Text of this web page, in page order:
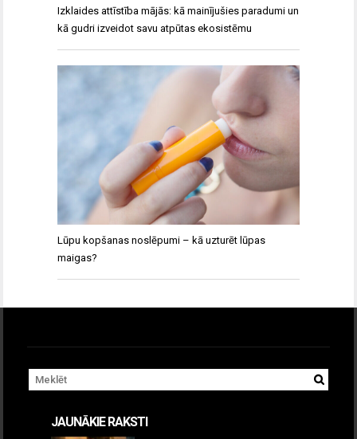
Izklaides attīstība mājās: kā mainījušies paradumi un
kā gudri izveidot savu atpūtas ekosistēmu
Lūpu kopšanas noslēpumi – kā uzturēt lūpas
maigas?
JAUNĀKIE RAKSTI